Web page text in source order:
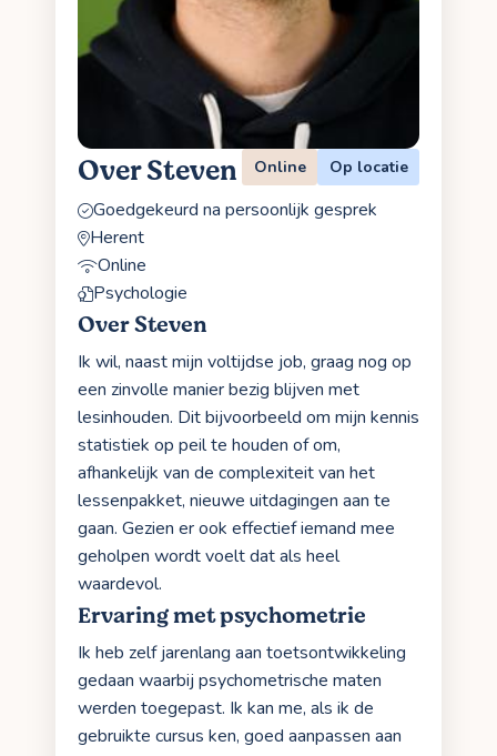
Over Steven Online Op locatie
Goedgekeurd na persoonlijk gesprek
Herent
Online
Psychologie
Over Steven
Ik wil, naast mijn voltijdse job, graag nog op
een zinvolle manier bezig blijven met
lesinhouden. Dit bijvoorbeeld om mijn kennis
statistiek op peil te houden of om,
afhankelijk van de complexiteit van het
lessenpakket, nieuwe uitdagingen aan te
gaan. Gezien er ook effectief iemand mee
geholpen wordt voelt dat als heel
waardevol.
Ervaring met psychometrie
Ik heb zelf jarenlang aan toetsontwikkeling
gedaan waarbij psychometrische maten
werden toegepast. Ik kan me, als ik de
gebruikte cursus ken, goed aanpassen aan